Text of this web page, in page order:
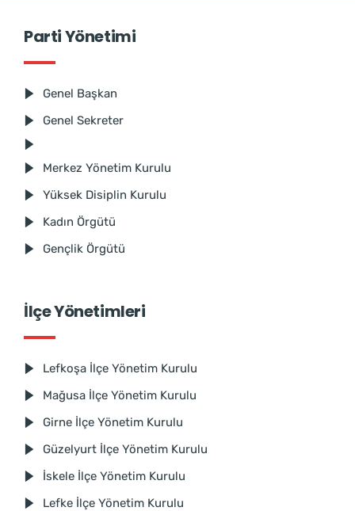
Parti Yönetimi
Genel Başkan
Genel Sekreter
Merkez Yönetim Kurulu
Yüksek Disiplin Kurulu
Kadın Örgütü
Gençlik Örgütü
İlçe Yönetimleri
Lefkoşa İlçe Yönetim Kurulu
Mağusa İlçe Yönetim Kurulu
Girne İlçe Yönetim Kurulu
Güzelyurt İlçe Yönetim Kurulu
İskele İlçe Yönetim Kurulu
Lefke İlçe Yönetim Kurulu